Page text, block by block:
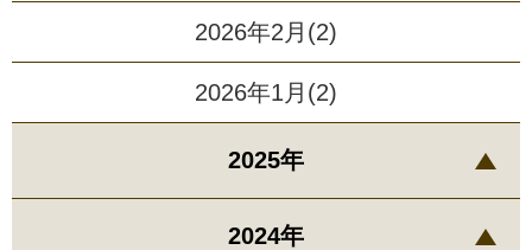
2026年2月(2)
2026年1月(2)
2025年
2024年